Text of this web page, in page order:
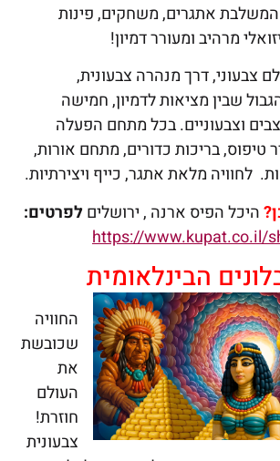
המשלבת אתגרים, משחקים, פינות
מרהיב ומעורר דמיון!
צבעוני, דרך מנהרה צבעונית,
שבין מציאות לדמיון, חמישה
וצבעוניים. בכל מתחם הפעלה
טיפוס, בריכות כדורים, מתחם אורות,
לחוויה מלאת אתגר, כייף ויצירתיות.
היכל הפיס ארנה , ירושליםלפרטים:
https://www.kupat.co.il/
הבינלאומית
החוויה
שכובשת
את
העולם
חוזרת!
צבעונית